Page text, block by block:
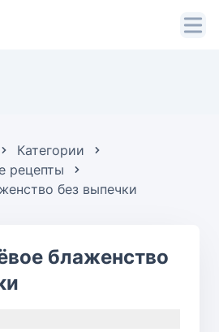
Категории
рецепты
без выпечки
блаженство